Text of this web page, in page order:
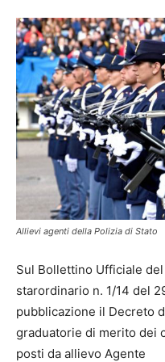
Allievi agenti della Polizia di Stato
Sul Bollettino Ufficiale
starordinario n. 1/14 del
pubblicazione il Decreto
graduatorie di merito dei
posti da allievo Agente